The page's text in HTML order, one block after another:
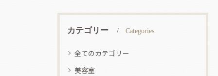
カテゴリー Categories
全てのカテゴリー
美容室